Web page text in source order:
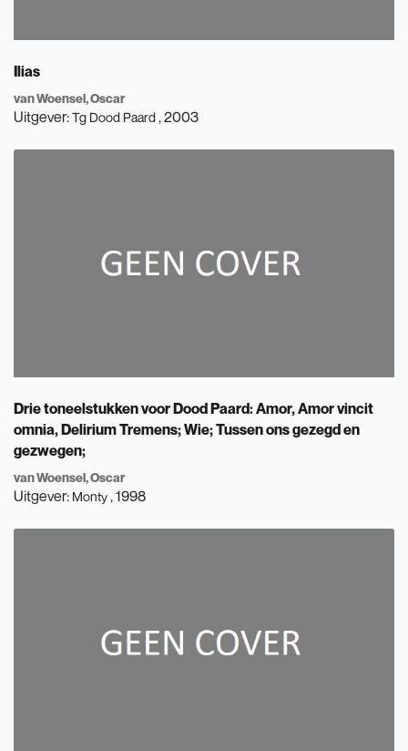
Ilias
van Woensel, Oscar
Uitgever:Tg Dood Paard , 2003
Drie toneelstukken voor Dood Paard: Amor, Amor vincit
omnia, Delirium Tremens; Wie; Tussen ons gezegd en
gezwegen;
van Woensel, Oscar
Uitgever: Monty, 1998